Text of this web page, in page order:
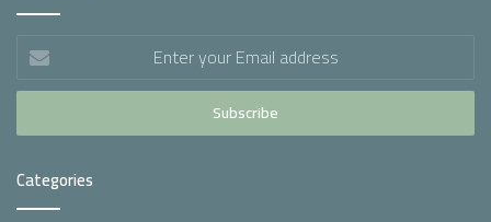
Enter
your
Email
Categories